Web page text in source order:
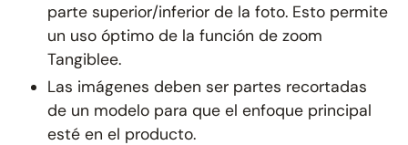
parte superior/inferior de la foto. Esto permite
un uso óptimo de la función de zoom
Tangiblee.
Las imágenes deben ser partes recortadas
de un modelo para que el enfoque principal
esté en el producto.